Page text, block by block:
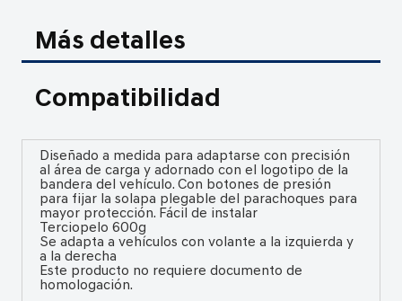
Más detalles
Compatibilidad
Diseñado a medida para adaptarse con precisión
al área de carga y adornado con el logotipo de la
bandera del vehículo. Con botones de presión
para fijar la solapa plegable del parachoques para
mayor protección. Fácil de instalar
Terciopelo 600g
Se adapta a vehículos con volante a la izquierda y
a la derecha
Este producto no requiere documento de
homologación.